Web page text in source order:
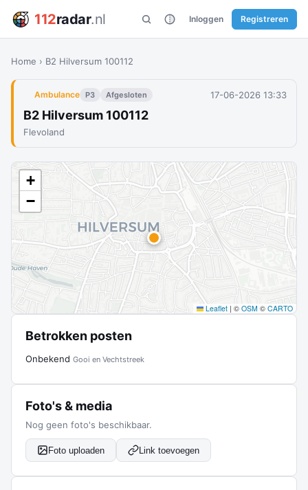
112radar.nl Inloggen Registreren
Home › B2 Hilversum 100112
Ambulance P3 Afgesloten 17-06-2026 13:33
B2 Hilversum 100112
Flevoland
+
−
Leaflet | © OSM © CARTO
Betrokken posten
Onbekend Gooi en Vechtstreek
Foto's & media
Nog geen foto's beschikbaar.
Foto uploaden Link toevoegen